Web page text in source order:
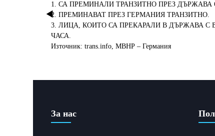
1. СА ПРЕМИНАЛИ ТРАНЗИТНО ПРЕЗ ДЪРЖАВА
2. ПРЕМИНАВАТ ПРЕЗ ГЕРМАНИЯ ТРАНЗИТНО.
3. ЛИЦА, КОИТО СА ПРЕКАРАЛИ В ДЪРЖАВА С
ЧАСА.
Източник: trans.info, МВНР – Германия
За нас